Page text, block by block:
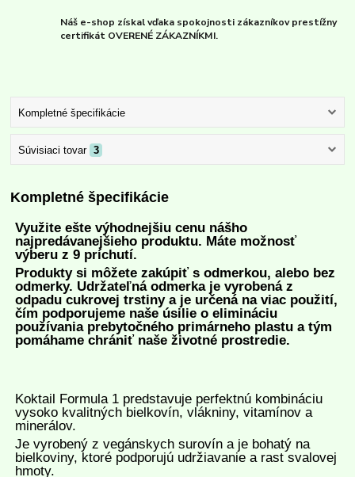
Náš e-shop získal vďaka spokojnosti zákazníkov prestížny
certifikát OVERENÉ ZÁKAZNÍKMI.
Kompletné špecifikácie
Súvisiaci tovar 3
Kompletné špecifikácie
Využite ešte výhodnejšiu cenu nášho
najpredávanejšieho produktu. Máte možnosť
výberu z 9 príchutí.
Produkty si môžete zakúpiť s odmerkou, alebo bez
odmerky. Udržateľná odmerka je vyrobená z
odpadu cukrovej trstiny a je určená na viac použití,
čím podporujeme naše úsilie o elimináciu
používania prebytočného primárneho plastu a tým
pomáhame chrániť naše životné prostredie.
Koktail Formula 1 predstavuje perfektnú kombináciu
vysoko kvalitných bielkovín, vlákniny, vitamínov a
minerálov.
Je vyrobený z vegánskych surovín a je bohatý na
bielkoviny, ktoré podporujú udržiavanie a rast svalovej
hmoty.